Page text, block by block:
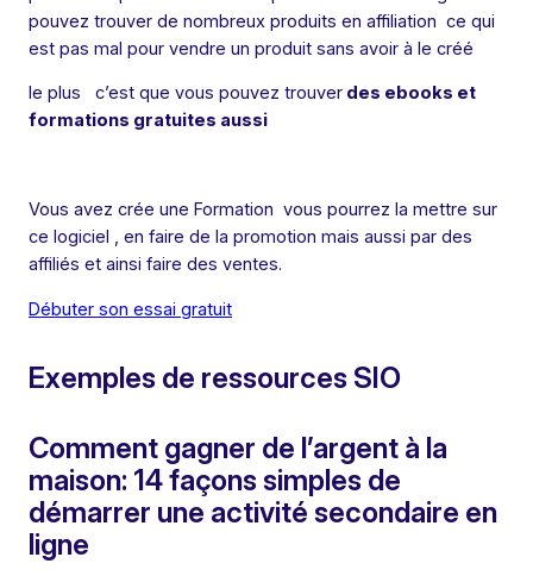
pouvez trouver de nombreux produits en affiliation ce qui
est pas mal pour vendre un produit sans avoir à le créé
le plus c’est que vous pouvez trouver des ebooks et
formations gratuites aussi
Vous avez crée une Formation vous pourrez la mettre sur
ce logiciel , en faire de la promotion mais aussi par des
affiliés et ainsi faire des ventes.
Débuter son essai gratuit
Exemples de ressources SIO
Comment gagner de l’argent à la
maison: 14 façons simples de
démarrer une activité secondaire en
ligne